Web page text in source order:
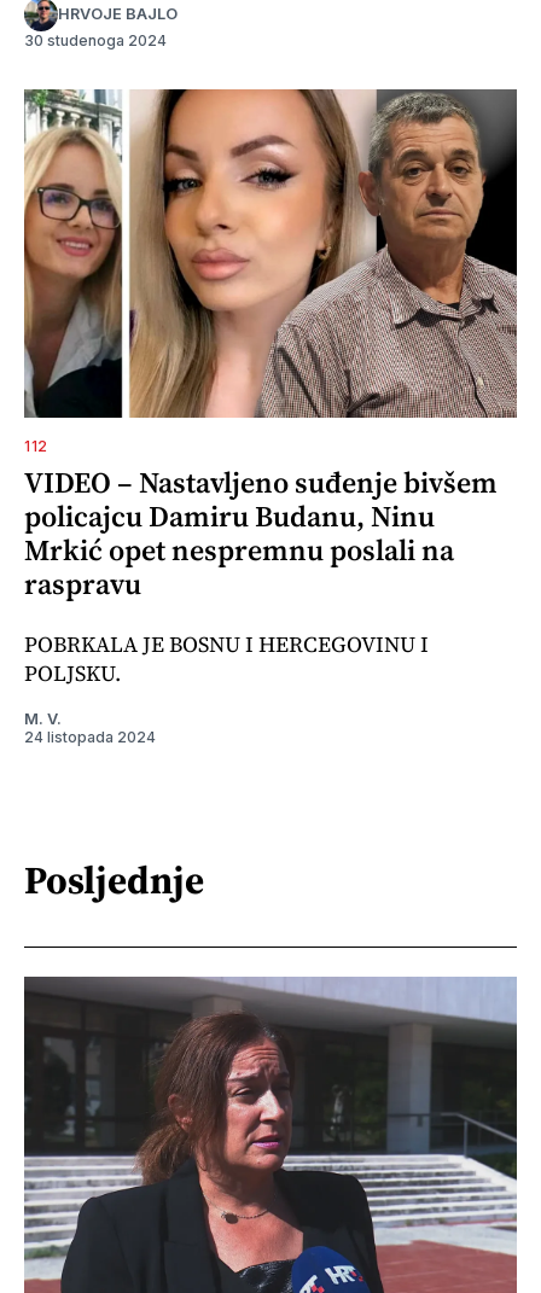
HRVOJE BAJLO
30 studenoga 2024
112
VIDEO – Nastavljeno suđenje bivšem
policajcu Damiru Budanu, Ninu
Mrkić opet nespremnu poslali na
raspravu
POBRKALA JE BOSNU I HERCEGOVINU I
POLJSKU.
M. V.
24 listopada 2024
Posljednje